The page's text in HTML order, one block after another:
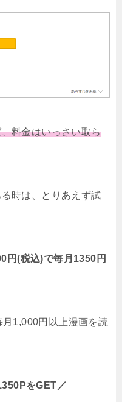
料金はいっさい取ら
時は、とりあえず試
円(税込)で毎月1350円
月1,000円以上漫画を読
をGET／